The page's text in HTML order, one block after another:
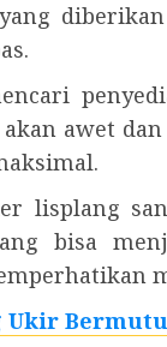
awet
lisplang
bisa
Ukir